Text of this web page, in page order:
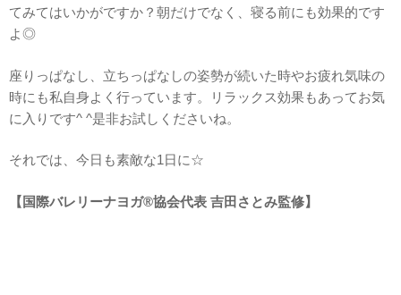
てみてはいかがですか？朝だけでなく、寝る前にも効果的です
よ◎
座りっぱなし、立ちっぱなしの姿勢が続いた時やお疲れ気味の
時にも私自身よく行っています。リラックス効果もあってお気
に入りです^ ^是非お試しくださいね。
それでは、今日も素敵な1日に☆
【国際バレリーナヨガ®協会代表 吉田さとみ監修】